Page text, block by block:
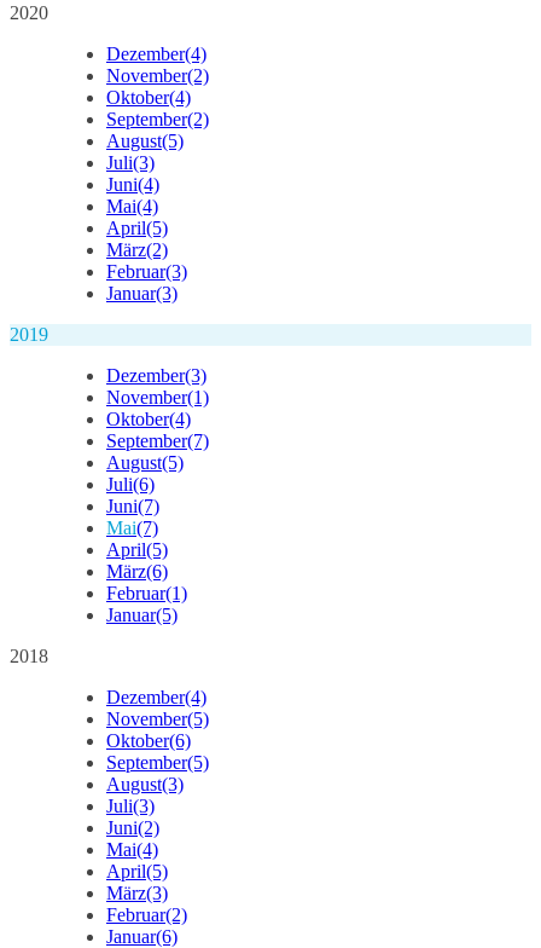
2020
Dezember(4)
November(2)
Oktober(4)
September(2)
August(5)
Juli(3)
Juni(4)
Mai(4)
April(5)
März(2)
Februar(3)
Januar(3)
2019
Dezember(3)
November(1)
Oktober(4)
September(7)
August(5)
Juli(6)
Juni(7)
Mai(7)
April(5)
März(6)
Februar(1)
Januar(5)
2018
Dezember(4)
November(5)
Oktober(6)
September(5)
August(3)
Juli(3)
Juni(2)
Mai(4)
April(5)
März(3)
Februar(2)
Januar(6)